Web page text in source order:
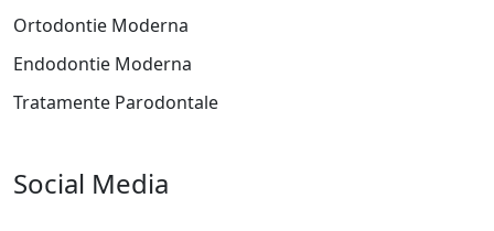
Ortodontie Moderna
Endodontie Moderna
Tratamente Parodontale
Social Media